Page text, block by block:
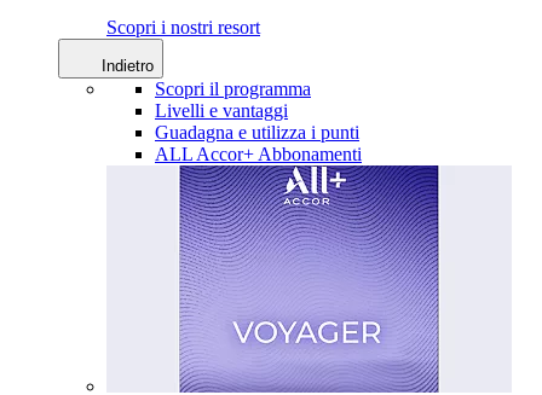
Scopri i nostri resort
Indietro
Scopri il programma
Livelli e vantaggi
Guadagna e utilizza i punti
ALL Accor+ Abbonamenti